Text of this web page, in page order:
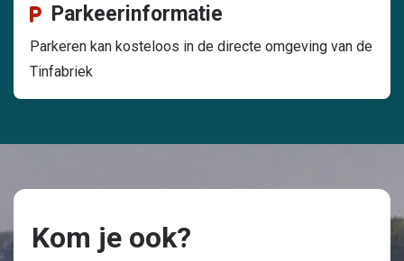
Parkeerinformatie
Parkeren kan kosteloos in de directe omgeving van de
Tinfabriek
Kom je ook?